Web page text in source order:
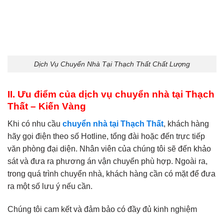
Dịch Vụ Chuyển Nhà Tại Thạch Thất Chất Lượng
II. Ưu điểm của dịch vụ chuyển nhà tại Thạch
Thất – Kiến Vàng
Khi có nhu cầu chuyển nhà tại Thạch Thất, khách hàng
hãy gọi điện theo số Hotline, tổng đài hoặc đến trực tiếp
văn phòng đại diện. Nhân viên của chúng tôi sẽ đến khảo
sát và đưa ra phương án vận chuyển phù hợp. Ngoài ra,
trong quá trình chuyển nhà, khách hàng cần có mặt để đưa
ra một số lưu ý nếu cần.
Chúng tôi cam kết và đảm bảo có đầy đủ kinh nghiệm